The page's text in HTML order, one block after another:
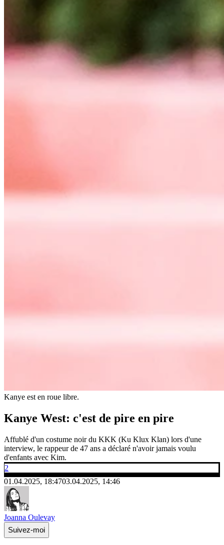
Kanye est en roue libre.
Kanye West: c'est de pire en pire
Affublé d'un costume noir du KKK (Ku Klux Klan) lors d'une
interview, le rappeur de 47 ans a déclaré n'avoir jamais voulu
d'enfants avec Kim.
2
01.04.2025, 18:4703.04.2025, 14:46
Joanna Oulevay
Suivez-moi